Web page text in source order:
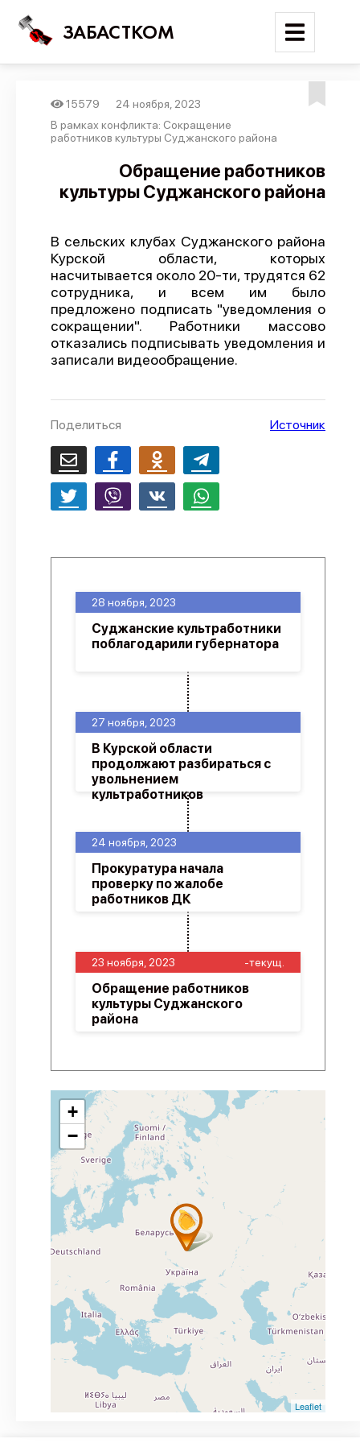
ЗАБАСТКОМ
Войти
Поиск
Новости
Трудовые конфликты
Отчеты
Предложить публикацию
Справочник
API
15579
24 ноября, 2023
В рамках конфликта: Сокращение
работников культуры Суджанского района
Обращение работников
культуры Суджанского района
В сельских клубах Суджанского района
Курской области, которых
насчитывается около 20-ти, трудятся 62
сотрудника, и всем им было
предложено подписать "уведомления о
сокращении". Работники массово
отказались подписывать уведомления и
записали видеообращение.
Поделиться Источник
23 ноября, 2023 -текущ.
Обращение работников
культуры Суджанского
района
24 ноября, 2023
Прокуратура начала
проверку по жалобе
работников ДК
27 ноября, 2023
В Курской области
продолжают разбираться с
увольнением
культработников
28 ноября, 2023
Суджанские культработники
поблагодарили губернатора
+
−
Leaflet